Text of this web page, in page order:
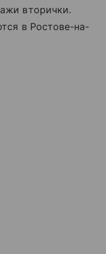
вторички.
в Ростове-на-